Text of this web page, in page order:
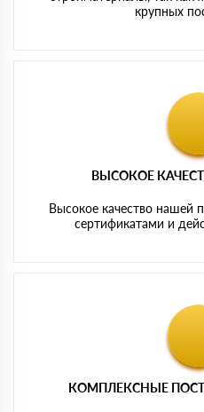
крупных
ВЫСОКОЕ
Высокое качество нашей
сертификатами и
КОМПЛЕКСНЫЕ